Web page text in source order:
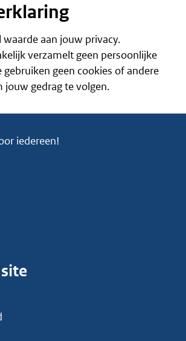
aan jouw privacy.
verzamelt geen persoonlijke
gebruiken geen cookies of andere
jouw gedrag te volgen.
iedereen!